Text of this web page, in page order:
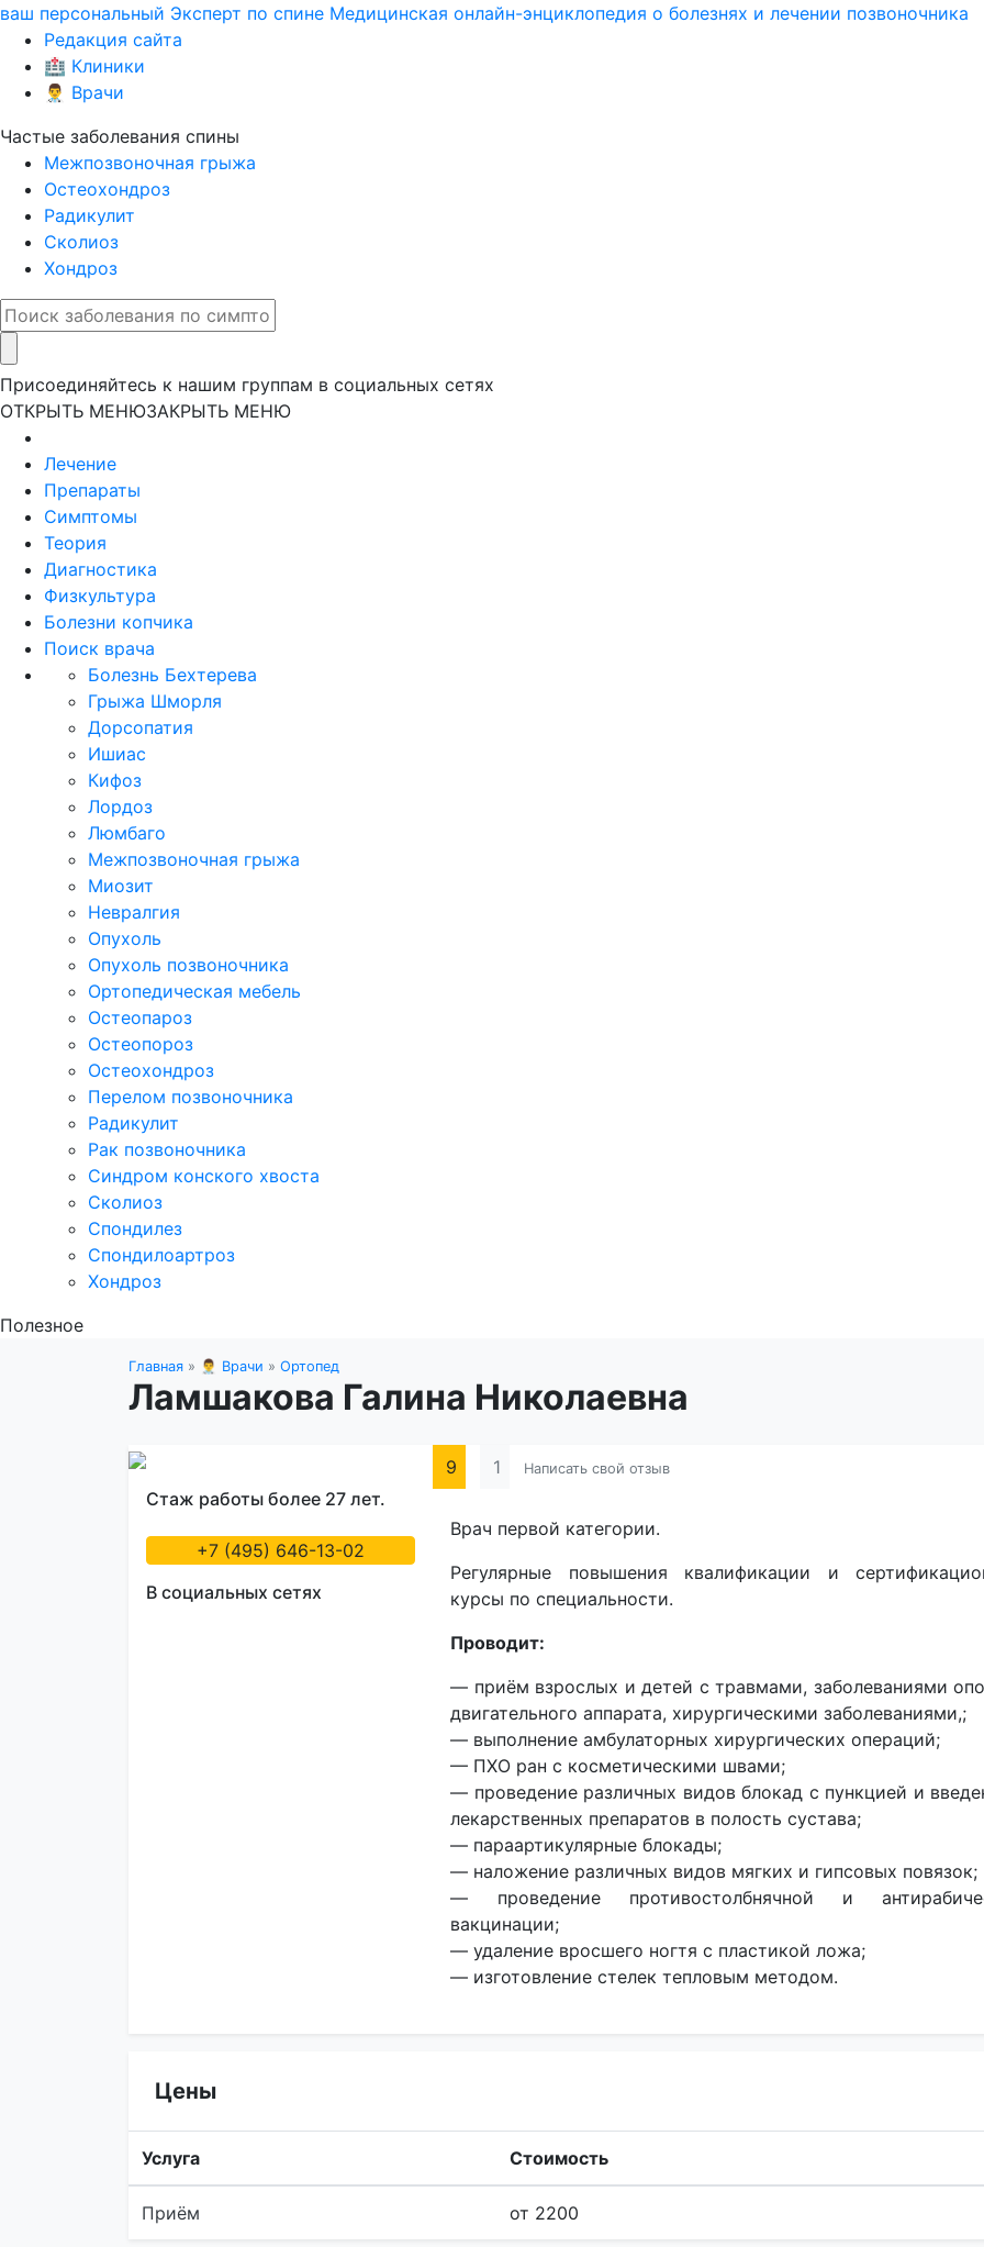
ваш персональный Эксперт по спине Медицинская онлайн-энциклопедия о болезнях и лечении позвоночника
Редакция сайта
🏥 Клиники
👨‍⚕️ Врачи
Частые заболевания спины
Межпозвоночная грыжа
Остеохондроз
Радикулит
Сколиоз
Хондроз
Присоединяйтесь к нашим группам в социальных сетях
ОТКРЫТЬ МЕНЮЗАКРЫТЬ МЕНЮ
Лечение
Препараты
Симптомы
Теория
Диагностика
Физкультура
Болезни копчика
Поиск врача
Болезнь Бехтерева
Грыжа Шморля
Дорсопатия
Ишиас
Кифоз
Лордоз
Люмбаго
Межпозвоночная грыжа
Миозит
Невралгия
Опухоль
Опухоль позвоночника
Ортопедическая мебель
Остеопароз
Остеопороз
Остеохондроз
Перелом позвоночника
Радикулит
Рак позвоночника
Синдром конского хвоста
Сколиоз
Спондилез
Спондилоартроз
Хондроз
Полезное
Главная » 👨‍⚕️ Врачи » Ортопед
Ламшакова Галина Николаевна
Стаж работы более 27 лет.
+7 (495) 646-13-02
В социальных сетях
9 1 Написать свой отзыв
Врач первой категории.
Регулярные повышения квалификации и
курсы по специальности.
Проводит:
— приём взрослых и детей с травмами, заболеваниями
двигательного аппарата, хирургическими заболеваниями,;
— выполнение амбулаторных хирургических операций;
— ПХО ран с косметическими швами;
— проведение различных видов блокад с пункцией и
лекарственных препаратов в полость сустава;
— параартикулярные блокады;
— наложение различных видов мягких и гипсовых повязок;
— проведение противостолбнячной и
вакцинации;
— удаление вросшего ногтя с пластикой ложа;
— изготовление стелек тепловым методом.
Цены
Услуга Стоимость
Приём от 2200